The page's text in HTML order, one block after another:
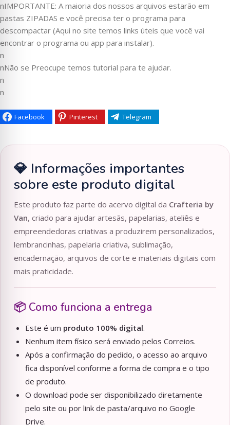
nIMPORTANTE: A maioria dos nossos arquivos estarão em
pastas ZIPADAS e você precisa ter o programa para
descompactar (Aqui no site temos links úteis que você vai
encontrar o programa ou app para instalar).
n
nNão se Preocupe temos tutorial para te ajudar.
n
n
Facebook Pinterest Telegram
💎 Informações importantes
sobre este produto digital
Este produto faz parte do acervo digital da Crafteria by
Van, criado para ajudar artesãs, papelarias, ateliês e
empreendedoras criativas a produzirem personalizados,
lembrancinhas, papelaria criativa, sublimação,
encadernação, arquivos de corte e materiais digitais com
mais praticidade.
📦 Como funciona a entrega
Este é um produto 100% digital.
Nenhum item físico será enviado pelos Correios.
Após a confirmação do pedido, o acesso ao arquivo
fica disponível conforme a forma de compra e o tipo
de produto.
O download pode ser disponibilizado diretamente
pelo site ou por link de pasta/arquivo no Google
Drive.